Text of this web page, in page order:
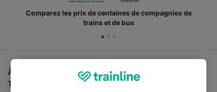
Comparez les prix de centaines de compagnies de
trains et de bus
À la recherche d'un bus de Pisa Centrale à Roma
Tiburtina, vous êtes au bon endroit.